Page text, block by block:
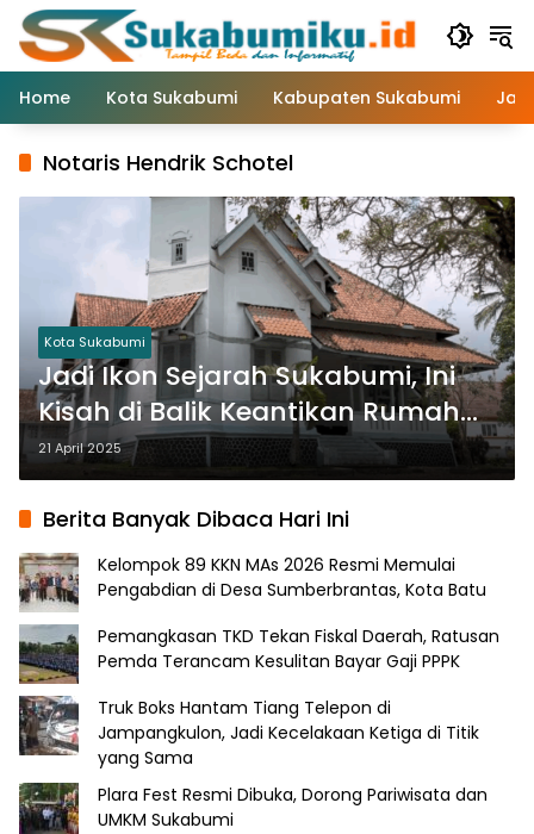
Langsung
konten
Home
Kota Sukabumi Kabupaten Sukabumi
Notaris Hendrik Schotel
Kota Sukabumi
Jadi Ikon Sejarah Sukabumi, Ini
Kisah di Balik Keantikan Rumah
Notaris Hendrik Schotel
21 April 2025
Berita Banyak Dibaca Hari Ini
Kelompok 89 KKN MAs 2026 Resmi Memulai
Pengabdian di Desa Sumberbrantas, Kota Batu
Pemangkasan TKD Tekan Fiskal Daerah, Ratusan
Pemda Terancam Kesulitan Bayar Gaji PPPK
Truk Boks Hantam Tiang Telepon di
Jampangkulon, Jadi Kecelakaan Ketiga di Titik
yang Sama
Plara Fest Resmi Dibuka, Dorong Pariwisata dan
UMKM Sukabumi